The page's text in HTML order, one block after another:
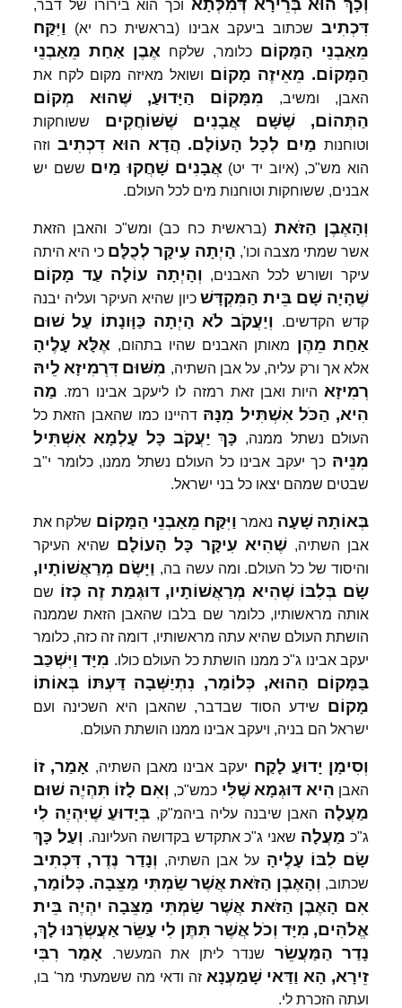
וכך הוא בירורו של דבר,
דִּכְתִיב שכתוב ביעקב אבינו (בראשית כח יא) וַיִּקַּח
מֵאַבְנֵי הַמָּקוֹם כלומר, שלקח אֶבֶן אַחַת מֵאַבְנֵי
הַמָּקוֹם. מֵאֵיזֶה מָקוֹם ושואל מאיזה מקום לקח את
האבן, ומשיב, מִמָּקוֹם הַיָּדוּעַ, שֶׁהוּא
מְקוֹם
הַתְּהוֹם,
שֶׁשָּׁם אֲבָנִים שֶׁשּׁוֹחֲקִים ששוחקות
וטוחנות מַיִם לְכָל הָעוֹלָם. הֲדָא הוּא דִכְתִיב וזה
הוא מש"כ, (איוב יד יט) אֲבָנִים שָׁחֲקוּ מַיִם ששם יש
אבנים, ששוחקות וטוחנות מים לכל העולם.
וְהָאֶבֶן הַזֹּאת (בראשית כח כב) ומש"כ והאבן הזאת
אשר שמתי מצבה וכו', הָיְתָה עִיקָּר לְכֻלָּם כי היא היתה
עיקר ושורש לכל האבנים, וְהָיְתָה עוֹלָה עַד מָקוֹם
שֶׁהָיָה שָׁם בֵּית הַמִּקְדָּשׁכיון שהיא העיקר ועליה יבנה
קדש הקדשים. וְיַעֲקֹב לֹא הָיְתָה כַּוָּונָתוֹ עַל שׁוּם
אַחַת מֵהֶן מאותן האבנים שהיו בתהום, אֶלָּא עָלֶיהָ
אלא אך ורק עליה, על אבן השתיה, מִשּׁוּם דִּרְמִיזָא לֵיהּ
רְמִיזָא היות ואבן זאת רמזה לו ליעקב אבינו רמז. מַה
הִיא, הַכֹּל אִשְׁתִּיל מִנָּהּ דהיינו כמו שהאבן הזאת כל
העולם נשתל ממנה, כָּךְ יַעֲקֹב כָּל עָלְמָא אִשְׁתִּיל
מִנֵּיהּ כך יעקב אבינו כל העולם נשתל ממנו, כלומר י"ב
שבטים שמהם יצאו כל בני ישראל.
בְּאוֹתָהּ שָׁעָה נאמר וַיִּקַּח מֵאַבְנֵי הַמָּקוֹם שלקח את
אבן השתיה, שֶׁהִיא עִיקָּר כָּל הָעוֹלָם שהיא העיקר
והיסוד של כל העולם. ומה עשה בה, וַיָּשֶׂם מְרַאֲשׁוֹתָיו,
שָׂם בְּלִבּוֹ שֶׁהִיא מְרַאֲשׁוֹתָיו, דּוּגְמַת זֶה כְּזוֹ שם
אותה מראשותיו, כלומר שם בלבו שהאבן הזאת שממנה
הושתת העולם שהיא עתה מראשותיו, דומה זה כזה, כלומר
יעקב אבינו ג"כ ממנו הושתת כל העולם כולו. מִיָּד וַיִּשְׁכַּב
בַּמָּקוֹם הַהוּא, כְּלוֹמַר, נִתְיַשְּׁבָה דַּעְתּוֹ בְּאוֹתוֹ
מָקוֹם שידע הסוד שבדבר, שהאבן היא השכינה ועם
ישראל הם בניה, ויעקב אבינו ממנו הושתת העולם.
וְסִימָן יָדוּעַ לָקַח יעקב אבינו מאבן השתיה, אָמַר, זוֹ
האבן הִיא דּוּגְמָא שֶׁלִּי כמש"כ, וְאִם לָזוֹ תִּהְיֶה שׁוּם
מַעֲלָה האבן שיבנה עליה ביהמ"ק, בְּיָדוּעַ שֶׁיִּהְיֶה לִי
ג"כ מַעֲלָה שאני ג"כ אתקדש בקדושה העליונה. וְעַל כָּךְ
שָׂם לִבּוֹ עָלֶיהָ על אבן השתיה, וְנָדַר נֶדֶר, דִּכְתִיב
שכתוב, וְהָאֶבֶן הַזֹּאת אֲשֶׁר שַׂמְתִּי מַצֵּבָה. כְּלוֹמַר,
אִם הָאֶבֶן הַזֹּאת אֲשֶׁר שַׂמְתִּי מַצֵּבָה יִהְיֶה בֵּית
אֱלֹהִים, מִיָּד וְכֹל אֲשֶׁר תִּתֶּן לִי עַשֵּׂר אַעֲשְׂרֶנּוּ לָךְ,
נָדַר הַמַּעֲשֵׂר שנדר ליתן את המעשר. אָמַר רִבִּי
זֵירָא, הָא וַדַּאי שָׁמַעְנָא זה ודאי מה ששמעתי מר' בו,
ועתה הזכרת לי.